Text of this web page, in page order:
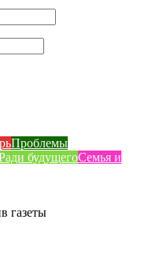
Проблемы
будущегоСемья и
газеты